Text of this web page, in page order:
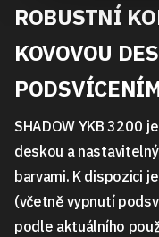
ROBUSTNÍ
KOVOVOU
SHADOW YKB 3200
deskou a
barvami. K dispozici
(včetně vypnutí
podle aktuálního